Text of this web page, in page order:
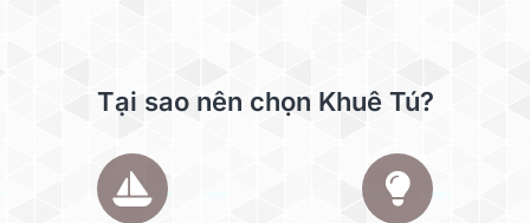
Tại sao nên chọn Khuê Tú?